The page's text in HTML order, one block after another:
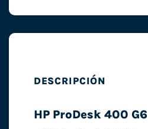
DESCRIPCIÓN
HP ProDesk 400 G6